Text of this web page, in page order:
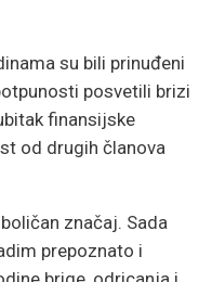
su bili prinuđeni
posvetili brizi
finansijske
od drugih članova
značaj. Sada
prepoznato i